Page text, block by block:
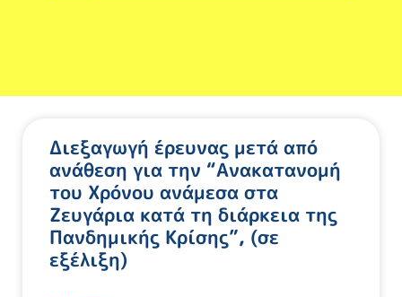
Διεξαγωγή έρευνας μετά από
ανάθεση για την “Ανακατανομή
του Χρόνου ανάμεσα στα
Ζευγάρια κατά τη διάρκεια της
Πανδημικής Κρίσης”, (σε
εξέλιξη)